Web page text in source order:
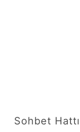
Sohbet Hattı